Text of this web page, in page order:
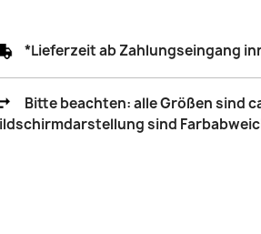
*Lieferzeit ab Zahlungseingang
Bitte beachten: alle Größen sind
sind